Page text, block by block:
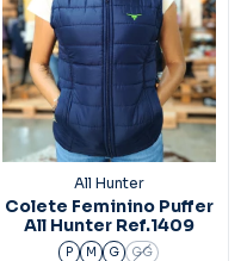
All Hunter
Colete Feminino Puffer
All Hunter Ref.1409
P M G GG